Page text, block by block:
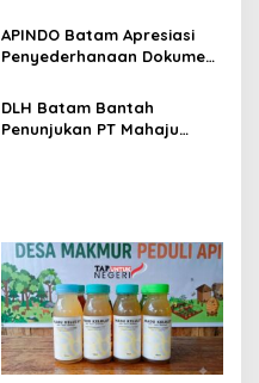
Selama 15 Tahun Berturut-
turut
APINDO Batam Apresiasi
Penyederhanaan Dokumen
Proses Logistik Semakin
Efisien
DLH Batam Bantah
Penunjukan PT Mahaju